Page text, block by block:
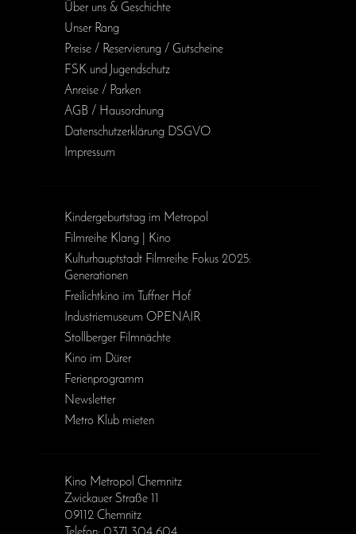
Über uns & Geschichte
Unser Rang
Preise / Reservierung / Gutscheine
FSK und Jugendschutz
Anreise / Parken
AGB / Haus­ordnung
Daten­schutz­erklärung DSGVO
Impressum
Kinder­geburts­tag im Metropol
Filmreihe Klang | Kino
Kulturhauptstadt Filmreihe Fokus 2025:
Generationen
Freilichtkino im Tuffner Hof
Industriemuseum OPENAIR
Stollberger Filmnächte
Kino im Dürer
Ferienprogramm
Newsletter
Metro Klub mieten
Kino Metropol Chemnitz
Zwickauer Straße 11
09112 Chemnitz